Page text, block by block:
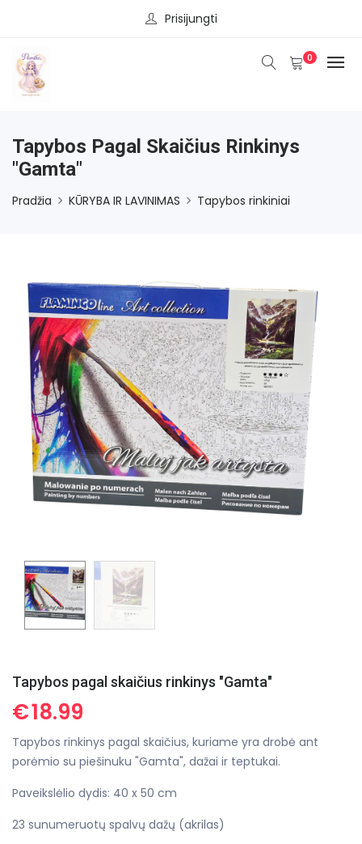
Prisijungti
0
Tapybos Pagal Skaičius Rinkinys
"Gamta"
Pradžia KŪRYBA IR LAVINIMAS Tapybos rinkiniai
Tapybos pagal skaičius rinkinys "Gamta"
€18.99
Tapybos rinkinys pagal skaičius, kuriame yra drobė ant
porėmio su piešinuku "Gamta", dažai ir teptukai.
Paveikslėlio dydis: 40 x 50 cm
23 sunumeruotų spalvų dažų (akrilas)